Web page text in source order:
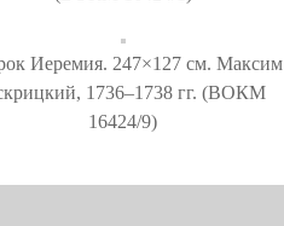
Иеремия. 247×127 см. Максим
1736–1738 гг. (ВОКМ
16424/9)